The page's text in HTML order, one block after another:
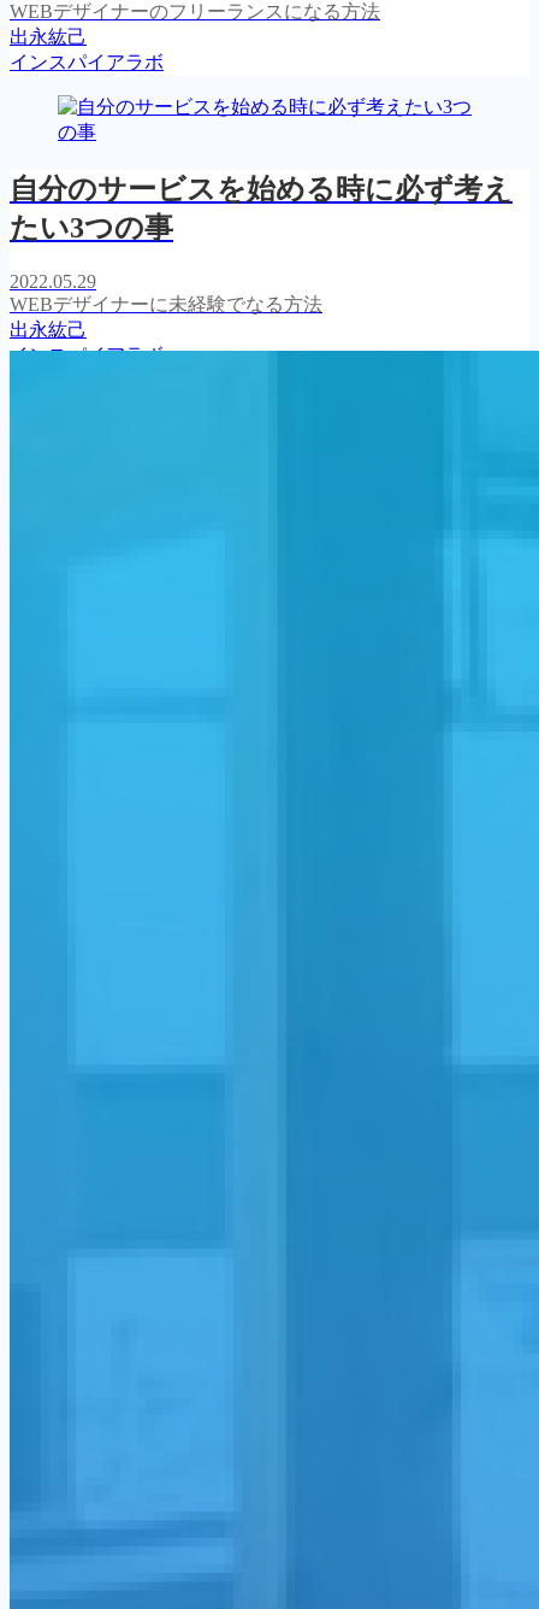
WEBデザイナーのフリーランスになる方法
出永紘己
インスパイアラボ
自分のサービスを始める時に必ず考え
たい3つの事
2022.05.29
WEBデザイナーに未経験でなる方法
出永紘己
インスパイアラボ